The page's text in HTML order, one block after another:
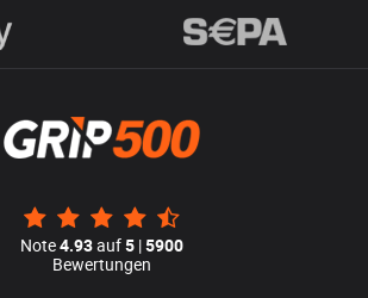
Note4.93auf5|5900
Bewertungen